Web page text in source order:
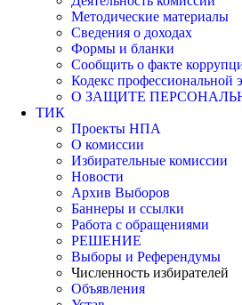
Методические материалы
Сведения о доходах
Формы и бланки
Сообщить о факте
Кодекс профессиональной
О ЗАЩИТЕ
ТИК
Проекты НПА
О комиссии
Избирательные комиссии
Новости
Архив Выборов
Баннеры и ссылки
Работа с обращениями
РЕШЕНИЕ
Выборы и Референдумы
Численность избирателей
Объявления